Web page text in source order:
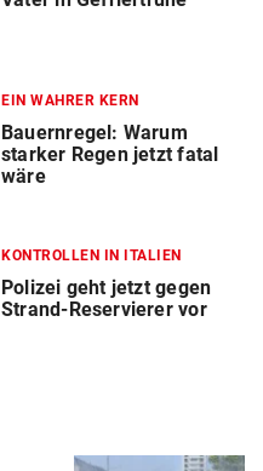
EIN WAHRER KERN
Bauernregel: Warum
starker Regen jetzt fatal
wäre
KONTROLLEN IN ITALIEN
Polizei geht jetzt gegen
Strand-Reservierer vor